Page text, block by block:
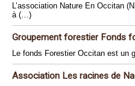
L’association Nature En Occitan
à (…)
Groupement forestier Fonds
Le fonds Forestier Occitan est
Association Les racines de